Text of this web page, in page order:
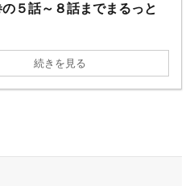
５話～８話までまるっと
続きを見る